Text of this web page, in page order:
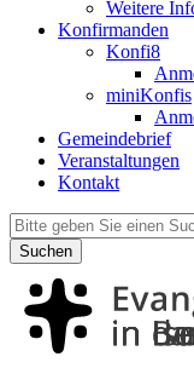
Weitere
Konfirmanden
Konfi8
miniKonfis
Gemeindebrief
Veranstaltungen
Kontakt
Suchen